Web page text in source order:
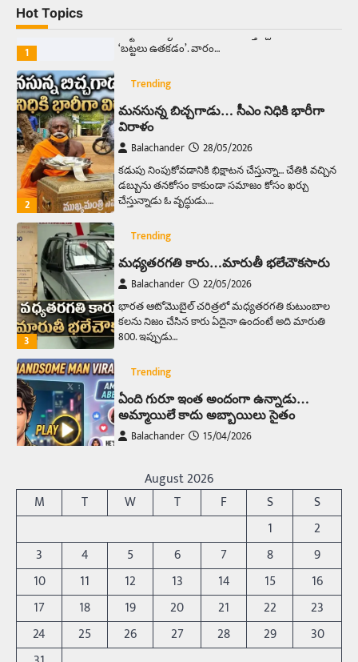
Hot Topics
1
సాఫ్ట్‌వేర్ ఉద్యోగి వరకు అందరికీ గుర్తొచ్చే మొదటి పని
‘బట్టలు ఉతకడం’. వారం…
2
Trending
మనసున్న బిచ్చగాడు… సీఎం నిధికి భారీగా
విరాళం
Balachander 28/05/2026
కడుపు నింపుకోవడానికి భిక్షాటన చేస్తున్నా… చేతికి వచ్చిన
డబ్బును తనకోసం కాకుండా సమాజం కోసం ఖర్చు
చేస్తున్నాడు ఓ వృద్ధుడు.…
3
Trending
మధ్యతరగతి కారు…మారుతీ భలేచౌకసారు
Balachander 22/05/2026
భారత ఆటోమొబైల్ చరిత్రలో మధ్యతరగతి కుటుంబాల
కలను నిజం చేసిన కారు ఏదైనా ఉందంటే అది మారుతి
800. ఇప్పుడు…
4
Trending
ఏంది గురూ ఇంత అందంగా ఉన్నాడు…
అమ్మాయిలే కాదు అబ్బాయిలు సైతం
Balachander 15/04/2026
బోమ్మ అని పిలుస్తాం. స్పెయిన్‌ అమ్మాయిలు చాలా
అందంగా ఉంటారనే నానుడి…
5
రోడ్డుపై ఏరులై పారిన బీర్లు… ఘాటుతో
మండుతున్న నోర్లు
Balachander 15/04/2026
ఉత్తర ప్రదేశ్‌లోని ఝాన్సీ జిల్లాలో ఒక వింతైన రోడ్డు
ప్రమాదం చోటుచేసుకుంది. ఝాన్సీ–కాన్పూర్ జాతీయ
రహదారిపై వేల సంఖ్యలో బీరు…
August 2026
M
T W T F S
S
1
2
3
4 5 6 7 8
9
10
11 12 13 14 15
16
17
18 19 20 21 22
23
24
25 26 27 28 29
30